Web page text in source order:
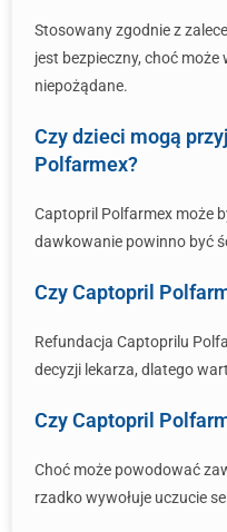
Stosowany zgodnie z
jest bezpieczny, choć może
niepożądane.
Czy dzieci mogą
Polfarmex?
Captopril Polfarmex może
dawkowanie powinno być
Czy Captopril
Refundacja Captoprilu
decyzji lekarza, dlatego
Czy Captopril
Choć może powodować
rzadko wywołuje uczucie